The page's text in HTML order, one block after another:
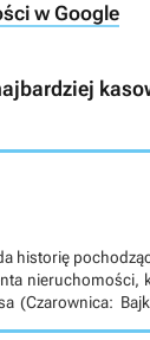
w Google
historię
nieruchomości,
klasycznego